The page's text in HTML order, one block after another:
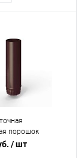
порошок
RAL 3007
/ шт